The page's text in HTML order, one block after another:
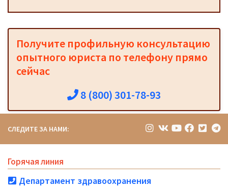
Получите профильную консультацию
опытного юриста по телефону прямо
сейчас
8 (800) 301-78-93
СЛЕДИТЕ ЗА НАМИ:
Горячая линия
Департамент здравоохранения